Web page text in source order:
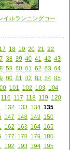
イルランニングコー
17 18 19 20 21
22
38 39 40 41 42 43
59 60 61 62 63 64
80 81 82 83 84 85
101 102 103 104
116 117 118 119 120
132 133 134 135
147 148 149 150
162 163 164 165
177 178 179 180
192 193 194 195